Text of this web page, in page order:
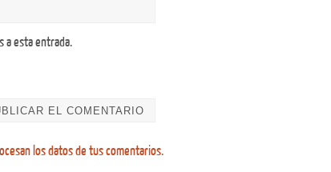
a esta entrada.
los datos de tus comentarios.